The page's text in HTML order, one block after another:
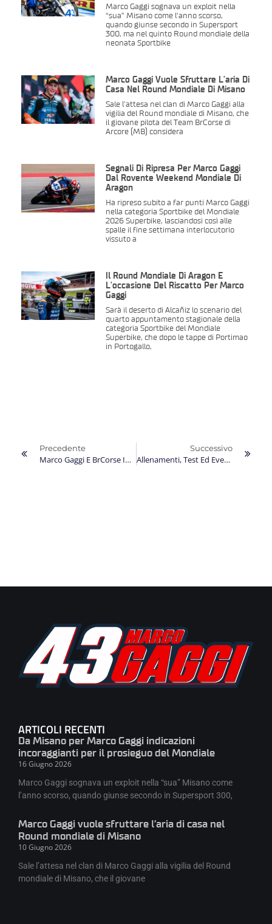
Marco Gaggi sognava un exploit nella
“sua” Misano come l’anno scorso,
quando giunse secondo in Supersport
300, ma nel quinto Round mondiale della
neonata Sportbike
Marco Gaggi Vuole Sfruttare L’aria Di
Casa Nel Round Mondiale Di Misano
Sale l’attesa nel clan di Marco Gaggi alla
vigilia del Round mondiale di Misano, che
il giovane pilota del Team BrCorse di
Arcore (MB) considera
Segnali Di Ripresa Per Marco Gaggi
Dal Rovente Weekend Mondiale Di
Aragon
Ha ripreso subito a far punti Marco Gaggi
nella categoria Sportbike del Mondiale
2026 Superbike, lasciandosi così alle
spalle il fine settimana interlocutorio
vissuto a
Il Round Mondiale Di Aragon È
L’occasione Del Riscatto Per Marco
Gaggi
Sarà il deserto di Alcañiz lo scenario del
quarto appuntamento stagionale della
categoria Sportbike del Mondiale
Superbike, che dopo le tappe di Portimao
in Portogallo,
Precedente
Marco Gaggi E BrCorse Insieme Anche Nel Mondiale 2026 Di Sportbike
Successivo
Allenamenti, Test Ed Eventi: Si Avvicina La Nuova Avventura Mondiale Di Marco Gaggi
ARTICOLI RECENTI
Da Misano per Marco Gaggi indicazioni
incoraggianti per il prosieguo del Mondiale
16 Giugno 2026
Marco Gaggi sognava un exploit nella “sua” Misano come
l’anno scorso, quando giunse secondo in Supersport 300,
Marco Gaggi vuole sfruttare l’aria di casa nel
Round mondiale di Misano
10 Giugno 2026
Sale l’attesa nel clan di Marco Gaggi alla vigilia del Round
mondiale di Misano, che il giovane